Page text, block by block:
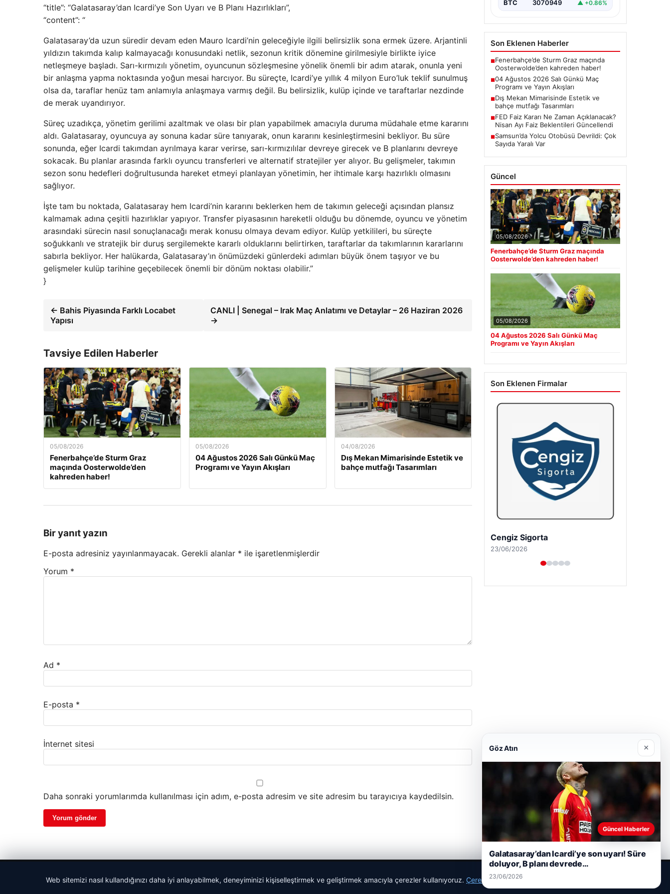
“title”: “Galatasaray’dan Icardi’ye Son Uyarı ve B Planı Hazırlıkları”,
“content”: “
Galatasaray’da uzun süredir devam eden Mauro Icardi’nin geleceğiyle ilgili belirsizlik sona ermek üzere. Arjantinli
yıldızın takımda kalıp kalmayacağı konusundaki netlik, sezonun kritik dönemine girilmesiyle birlikte iyice
netleşmeye başladı. Sarı-kırmızılı yönetim, oyuncunun sözleşmesine yönelik önemli bir adım atarak, onunla yeni
bir anlaşma yapma noktasında yoğun mesai harcıyor. Bu süreçte, Icardi’ye yıllık 4 milyon Euro’luk teklif sunulmuş
olsa da, taraflar henüz tam anlamıyla anlaşmaya varmış değil. Bu belirsizlik, kulüp içinde ve taraftarlar nezdinde
de merak uyandırıyor.
Süreç uzadıkça, yönetim gerilimi azaltmak ve olası bir plan yapabilmek amacıyla duruma müdahale etme kararını
aldı. Galatasaray, oyuncuya ay sonuna kadar süre tanıyarak, onun kararını kesinleştirmesini bekliyor. Bu süre
sonunda, eğer Icardi takımdan ayrılmaya karar verirse, sarı-kırmızılılar devreye girecek ve B planlarını devreye
sokacak. Bu planlar arasında farklı oyuncu transferleri ve alternatif stratejiler yer alıyor. Bu gelişmeler, takımın
sezon sonu hedefleri doğrultusunda hareket etmeyi planlayan yönetimin, her ihtimale karşı hazırlıklı olmasını
sağlıyor.
İşte tam bu noktada, Galatasaray hem Icardi’nin kararını beklerken hem de takımın geleceği açısından plansız
kalmamak adına çeşitli hazırlıklar yapıyor. Transfer piyasasının hareketli olduğu bu dönemde, oyuncu ve yönetim
arasındaki sürecin nasıl sonuçlanacağı merak konusu olmaya devam ediyor. Kulüp yetkilileri, bu süreçte
soğukkanlı ve stratejik bir duruş sergilemekte kararlı olduklarını belirtirken, taraftarlar da takımlarının kararlarını
sabırla bekliyor. Her halükarda, Galatasaray’ın önümüzdeki günlerdeki adımları büyük önem taşıyor ve bu
gelişmeler kulüp tarihine geçebilecek önemli bir dönüm noktası olabilir.”
}
← Bahis Piyasında Farklı Locabet
Yapısı
CANLI | Senegal – Irak Maç Anlatımı ve Detaylar – 26 Haziran 2026
→
Tavsiye Edilen Haberler
05/08/2026
Fenerbahçe’de Sturm Graz
maçında Oosterwolde’den
kahreden haber!
05/08/2026
04 Ağustos 2026 Salı Günkü Maç
Programı ve Yayın Akışları
04/08/2026
Dış Mekan Mimarisinde Estetik ve
bahçe mutfağı Tasarımları
Bir yanıt yazın
E-posta adresiniz yayınlanmayacak. Gerekli alanlar * ile işaretlenmişlerdir
Yorum *
Ad *
E-posta *
İnternet sitesi
Daha sonraki yorumlarımda kullanılması için adım, e-posta adresim ve site adresim bu tarayıcıya kaydedilsin.
BTC 3070949 ▲ +0.86%
Son Eklenen Haberler
■Fenerbahçe’de Sturm Graz maçında
Oosterwolde’den kahreden haber!
■04 Ağustos 2026 Salı Günkü Maç
Programı ve Yayın Akışları
■Dış Mekan Mimarisinde Estetik ve
bahçe mutfağı Tasarımları
■FED Faiz Kararı Ne Zaman Açıklanacak?
Nisan Ayı Faiz Beklentileri Güncellendi
■Samsun’da Yolcu Otobüsü Devrildi: Çok
Sayıda Yaralı Var
Güncel
05/08/2026
Fenerbahçe’de Sturm Graz maçında
Oosterwolde’den kahreden haber!
05/08/2026
04 Ağustos 2026 Salı Günkü Maç
Programı ve Yayın Akışları
Son Eklenen Firmalar
Hastaş Beton
26/05/2026
Web sitemizi nasıl kullandığınızı daha iyi anlayabilmek, deneyiminizi kişiselleştirmek ve geliştirmek amacıyla çerezler kullanıyoruz. Çerez Politikamız
Göz Atın ×
Güncel Haberler
Galatasaray’dan Icardi’ye son uyarı! Süre
doluyor, B planı devrede…
23/06/2026